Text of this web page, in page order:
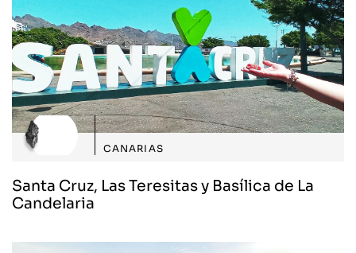
CANARIAS
Santa Cruz, Las Teresitas y Basílica de La
Candelaria